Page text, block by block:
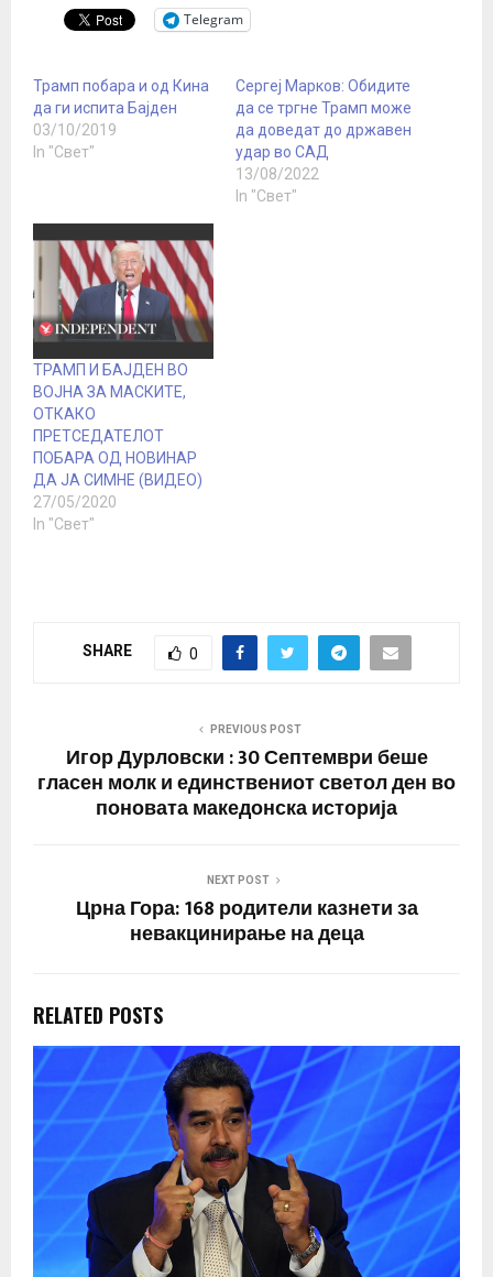
Telegram
Трамп побара и од Кина
да ги испита Бајден
03/10/2019
In "Свет"
Сергеј Марков: Обидите
да се тргне Трамп може
да доведат до државен
удар во САД
13/08/2022
In "Свет"
ТРАМП И БАЈДЕН ВО
ВОЈНА ЗА МАСКИТЕ,
ОТКАКО
ПРЕТСЕДАТЕЛОТ
ПОБАРА ОД НОВИНАР
ДА ЈА СИМНЕ (ВИДЕО)
27/05/2020
In "Свет"
SHARE 0
PREVIOUS POST
Игор Дурловски : 30 Септември беше
гласен молк и единствениот светол ден во
поновата македонска историја
NEXT POST
Црна Гора: 168 родители казнети за
невакцинирање на деца
RELATED POSTS